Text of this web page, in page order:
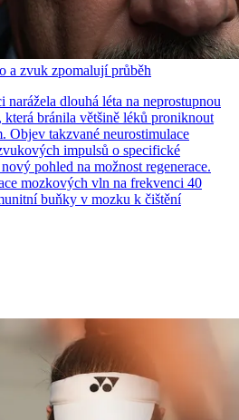
a zvuk zpomalují průběh
dlouhá léta na neprostupnou
která bránila většině léků proniknout
Objev takzvané neurostimulace
impulsů o specifické
pohled na možnost regenerace.
mozkových vln na frekvenci 40
buňky v mozku k čištění